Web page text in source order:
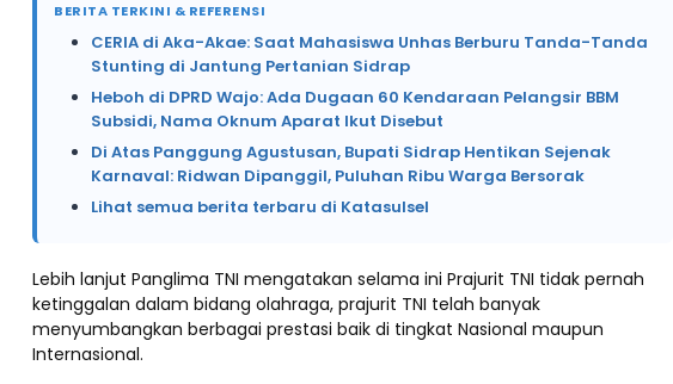
BERITA TERKINI & REFERENSI
CERIA di Aka-Akae: Saat Mahasiswa Unhas Berburu Tanda-Tanda
Stunting di Jantung Pertanian Sidrap
Heboh di DPRD Wajo: Ada Dugaan 60 Kendaraan Pelangsir BBM
Subsidi, Nama Oknum Aparat Ikut Disebut
Di Atas Panggung Agustusan, Bupati Sidrap Hentikan Sejenak
Karnaval: Ridwan Dipanggil, Puluhan Ribu Warga Bersorak
Lihat semua berita terbaru di Katasulsel
Lebih lanjut Panglima TNI mengatakan selama ini Prajurit TNI tidak pernah
ketinggalan dalam bidang olahraga, prajurit TNI telah banyak
menyumbangkan berbagai prestasi baik di tingkat Nasional maupun
Internasional.